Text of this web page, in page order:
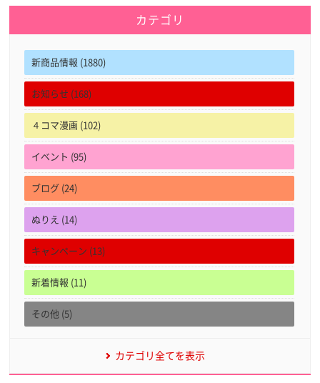
カテゴリ
新商品情報 (1880)
お知らせ (168)
４コマ漫画 (102)
イベント (95)
ブログ (24)
ぬりえ (14)
キャンペーン (13)
新着情報 (11)
その他 (5)
カテゴリ全てを表示